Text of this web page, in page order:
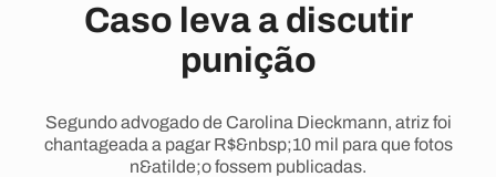
Caso leva a discutir
punição
Segundo advogado de Carolina Dieckmann, atriz foi
chantageada a pagar R$&nbsp;10 mil para que fotos
n&atilde;o fossem publicadas.